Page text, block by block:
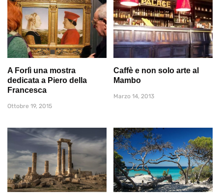
A Forlì una mostra
dedicata a Piero della
Francesca
Ottobre 19, 2015
Caffè e non solo arte al
Mambo
Marzo 14, 2013